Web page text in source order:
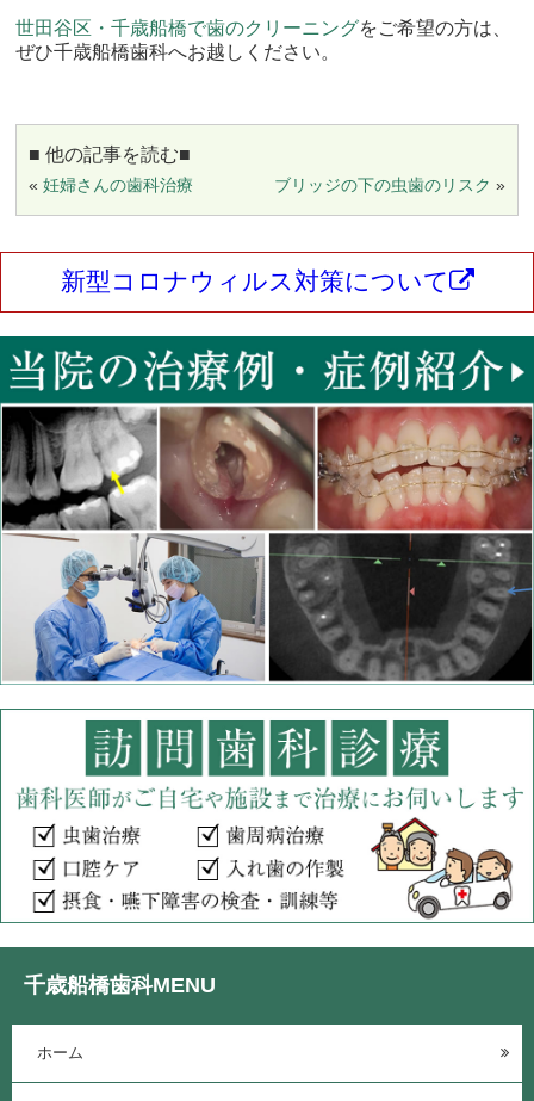
世田谷区・千歳船橋で歯のクリーニングをご希望の方は、
ぜひ千歳船橋歯科へお越しください。
■ 他の記事を読む■
«妊婦さんの歯科治療 ブリッジの下の虫歯のリスク »
新型コロナウィルス対策について
千歳船橋歯科MENU
ホーム